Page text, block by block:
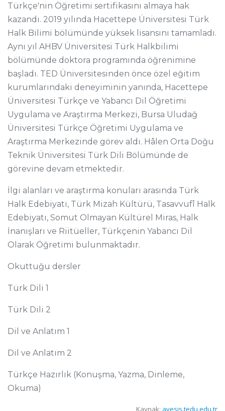
Türkçe'nin Öğretimi sertifikasını almaya hak
kazandı. 2019 yılında Hacettepe Üniversitesi Türk
Halk Bilimi bölümünde yüksek lisansını tamamladı.
Aynı yıl AHBV Üniversitesi Türk Halkbilimi
bölümünde doktora programında öğrenimine
başladı. TED Üniversitesinden önce özel eğitim
kurumlarındaki deneyiminin yanında, Hacettepe
Üniversitesi Türkçe ve Yabancı Dil Öğretimi
Uygulama ve Araştırma Merkezi, Bursa Uludağ
Üniversitesi Türkçe Öğretimi Uygulama ve
Araştırma Merkezinde görev aldı. Hâlen Orta Doğu
Teknik Üniversitesi Türk Dili Bölümünde de
görevine devam etmektedir.
İlgi alanları ve araştırma konuları arasında Türk
Halk Edebiyatı, Türk Mizah Kültürü, Tasavvufî Halk
Edebiyatı, Somut Olmayan Kültürel Miras, Halk
İnanışları ve Riitüeller, Türkçenin Yabancı Dil
Olarak Öğretimi bulunmaktadır.
Okuttuğu dersler
Türk Dili 1
Türk Dili 2
Dil ve Anlatım 1
Dil ve Anlatım 2
Türkçe Hazırlık (Konuşma, Yazma, Dinleme,
Okuma)